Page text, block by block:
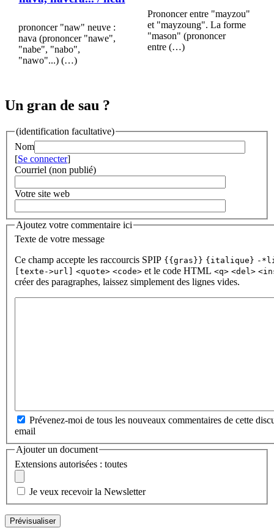
prononcer "naw" neuve :
nava (prononcer "nawe",
"nabe", "nabo",
"nawo"...) (…)
Prononcer entre "mayzou"
et "mayzoung". La forme
"mason" (prononcer
entre (…)
Un gran de sau ?
(identification facultative)
Nom
[Se connecter]
Courriel (non publié)
Votre site web
Ajoutez votre commentaire ici
Texte de votre message
Ce champ accepte les raccourcis SPIP {{gras}} {italique} -
[texte->url]
<quote> <code> et le code HTML <q> <del>
créer des paragraphes, laissez simplement des lignes vides.
Prévenez-moi de tous les nouveaux commentaires de cette
email
Ajouter un document
Extensions autorisées : toutes
Je veux recevoir la Newsletter